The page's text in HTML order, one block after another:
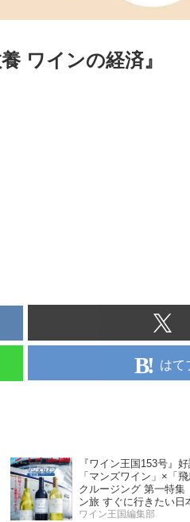
ワインの経済』
はて
『ワイン王国153号』
「マンズワイン」×「
クルージング 第一特集
ン旅 すぐに行きたい日
ー」 第二特集「
ワイン王国編集部